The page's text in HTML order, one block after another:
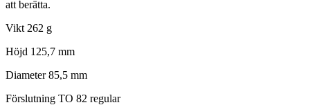
att berätta.
Vikt262 g
Höjd 125,7 mm
Diameter85,5 mm
Förslutning TO 82 regular